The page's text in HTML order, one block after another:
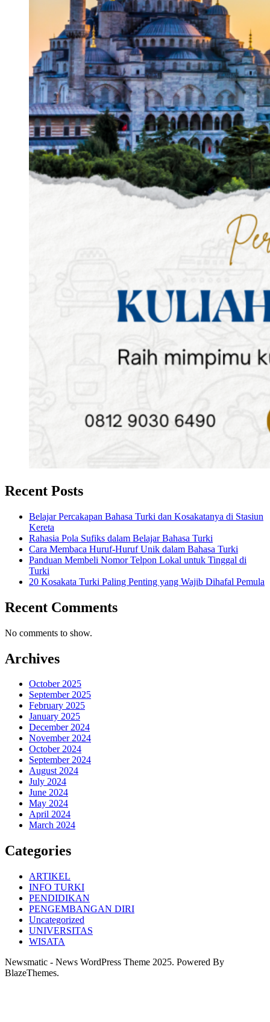
Recent Posts
Belajar Percakapan Bahasa Turki dan Kosakatanya di Stasiun
Kereta
Rahasia Pola Sufiks dalam Belajar Bahasa Turki
Cara Membaca Huruf-Huruf Unik dalam Bahasa Turki
Panduan Membeli Nomor Telpon Lokal untuk Tinggal di
Turki
20 Kosakata Turki Paling Penting yang Wajib Dihafal Pemula
Recent Comments
No comments to show.
Archives
October 2025
September 2025
February 2025
January 2025
December 2024
November 2024
October 2024
September 2024
August 2024
July 2024
June 2024
May 2024
April 2024
March 2024
Categories
ARTIKEL
INFO TURKI
PENDIDIKAN
PENGEMBANGAN DIRI
Uncategorized
UNIVERSITAS
WISATA
Newsmatic - News WordPress Theme 2025. Powered By
BlazeThemes.